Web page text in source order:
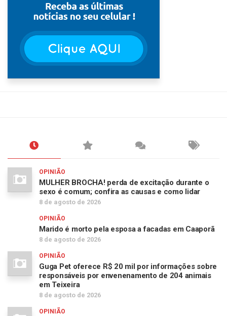
OPINIÃO
MULHER BROCHA! perda de excitação durante o
sexo é comum; confira as causas e como lidar
8 de agosto de 2026
OPINIÃO
Marido é morto pela esposa a facadas em Caaporã
8 de agosto de 2026
OPINIÃO
Guga Pet oferece R$ 20 mil por informações sobre
responsáveis por envenenamento de 204 animais
em Teixeira
8 de agosto de 2026
OPINIÃO